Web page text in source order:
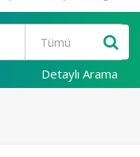
Detaylı Arama